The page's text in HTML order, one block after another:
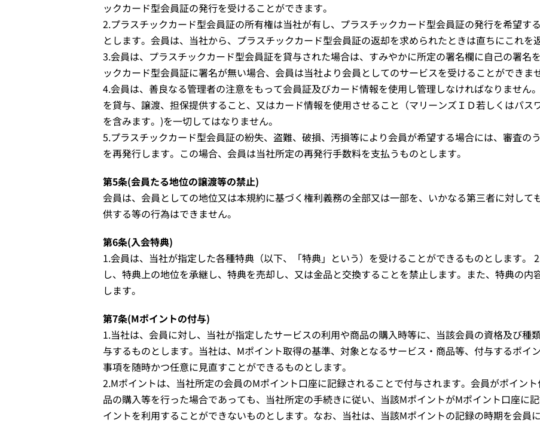
ックカード型会員証の発行を受けることができます。
2.プラスチックカード型会員証の所有権は当社が有し、プラスチックカード型会員証の発行を希望す
とします。会員は、当社から、プラスチックカード型会員証の返却を求められたときは直ちにこれを
3.会員は、プラスチックカード型会員証を貸与された場合は、すみやかに所定の署名欄に自己の署名
ックカード型会員証に署名が無い場合、会員は当社より会員としてのサービスを受けることができま
4.会員は、善良なる管理者の注意をもって会員証及びカード情報を使用し管理しなければなりません
を貸与、譲渡、担保提供すること、又はカード情報を使用させること（マリーンズＩＤ若しくはパス
を含みます。)を一切してはなりません。
5.プラスチックカード型会員証の紛失、盗難、破損、汚損等により会員が希望する場合には、審査の
を再発行します。この場合、会員は当社所定の再発行手数料を支払うものとします。
第5条(会員たる地位の譲渡等の禁止)
会員は、会員としての地位又は本規約に基づく権利義務の全部又は一部を、いかなる第三者に対して
供する等の行為はできません。
第6条(入会特典)
1.会員は、当社が指定した各種特典（以下、「特典」という）を受けることができるものとします。
し、特典上の地位を承継し、特典を売却し、又は金品と交換することを禁止します。また、特典の内
します。
第7条(Mポイントの付与)
1.当社は、会員に対し、当社が指定したサービスの利用や商品の購入時等に、当該会員の資格及び種
与するものとします。当社は、Mポイント取得の基準、対象となるサービス・商品等、付与するポイ
事項を随時かつ任意に見直すことができるものとします。
2.Mポイントは、当社所定の会員のMポイント口座に記録されることで付与されます。会員がポイン
品の購入等を行った場合であっても、当社所定の手続きに従い、当該MポイントがMポイント口座に
イントを利用することができないものとします。なお、当社は、当該Mポイントの記録の時期を会員